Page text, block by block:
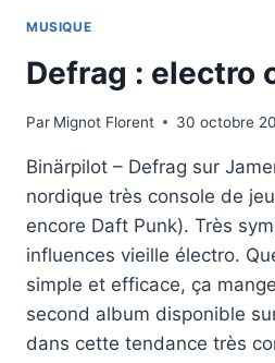
MUSIQUE
Defrag : electro
Par Mignot Florent 30 octobre
Binärpilot – Defrag sur
nordique très console de
encore Daft Punk). Très
influences vieille électro.
simple et efficace, ça
second album disponible
dans cette tendance très